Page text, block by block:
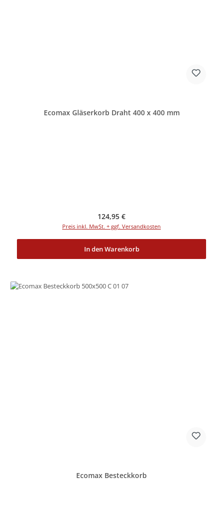
Ecomax Gläserkorb Draht 400 x 400 mm
Regulärer Preis:
124,95 €
Preis inkl. MwSt. + ggf. Versandkosten
In den Warenkorb
Ecomax Besteckkorb